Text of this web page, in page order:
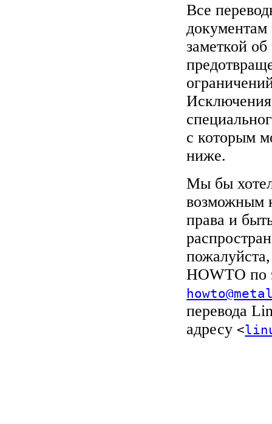
Все
заметкой
Исключения
с которым
ниже.
Мы бы
возможным
права и
HOWTO по
перевода
адресу <